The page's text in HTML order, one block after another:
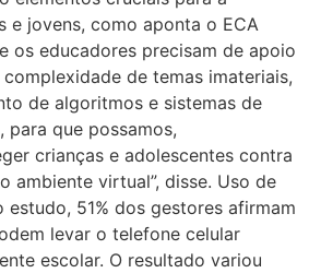
e jovens, como aponta o ECA
os educadores precisam de apoio
de temas imateriais,
de algoritmos e sistemas de
que possamos,
crianças e adolescentes contra
ambiente virtual”, disse. Uso de
51% dos gestores afirmam
levar o telefone celular
escolar. O resultado variou